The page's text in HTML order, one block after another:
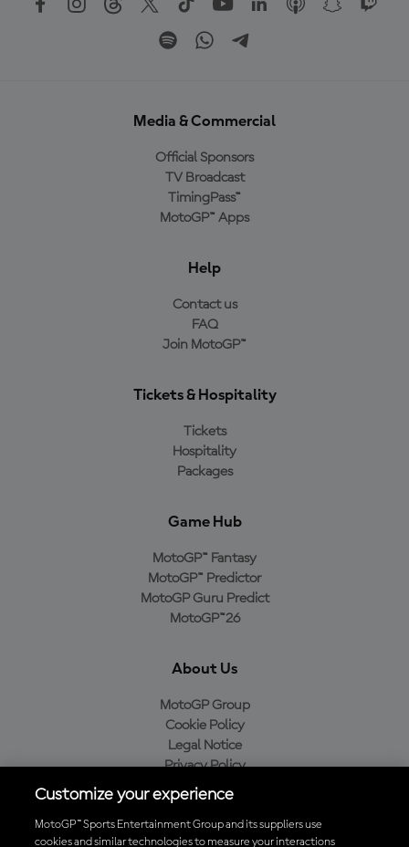
Media & Commercial
Official Sponsors
TV Broadcast
TimingPass™
MotoGP™ Apps
Help
Contact us
FAQ
Join MotoGP™
Tickets & Hospitality
Tickets
Hospitality
Packages
Game Hub
MotoGP™ Fantasy
MotoGP™ Predictor
MotoGP Guru Predict
MotoGP™26
About Us
MotoGP Group
Cookie Policy
Legal Notice
Privacy Policy
Purchase Policy
Customize your experience
MotoGP™ Sports Entertainment Group and its suppliers use
cookies and similar technologies to measure your interactions